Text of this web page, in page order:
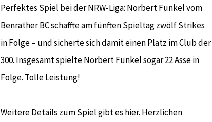
Perfektes Spiel bei der NRW-Liga: Norbert Funkel vom
Benrather BC schaffte am fünften Spieltag zwölf Strikes
in Folge – und sicherte sich damit einen Platz im Club der
300. Insgesamt spielte Norbert Funkel sogar 22 Asse in
Folge. Tolle Leistung!
Weitere Details zum Spiel gibt es hier. Herzlichen